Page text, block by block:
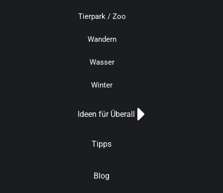
Tierpark / Zoo
Wandern
Wasser
Winter
Ideen für Überall
Tipps
Blog